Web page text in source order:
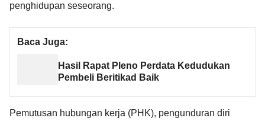
penghidupan seseorang.
Baca Juga:
Hasil Rapat Pleno Perdata Kedudukan
Pembeli Beritikad Baik
Pemutusan hubungan kerja (PHK), pengunduran diri